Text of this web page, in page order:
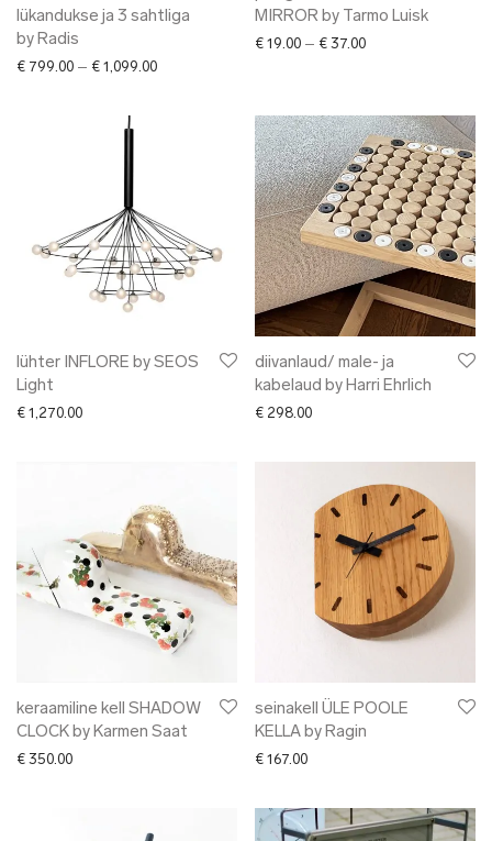
lükandukse ja 3 sahtliga
by Radis
€ 799.00 – € 1,099.00Price range: € 799.00 through € 1,099.00
MIRROR by Tarmo Luisk
€ 19.00 – € 37.00Price range: €
lühter INFLORE by SEOS
Light
€ 1,270.00
diivanlaud/ male- ja
kabelaud by Harri Ehrlich
€ 298.00
keraamiline kell SHADOW
CLOCK by Karmen Saat
€ 350.00
seinakell ÜLE POOLE
KELLA by Ragin
€ 167.00